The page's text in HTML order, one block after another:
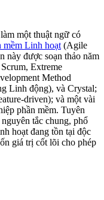
một thuật ngữ có
mềm Linh hoạt (Agile
này được soạn thảo năm
Extreme
Method
Linh động), và Crystal;
driven); và một vài
phần mềm. Tuyên
tắc chung, phổ
hoạt đang tồn tại độc
giá trị cốt lõi cho phép